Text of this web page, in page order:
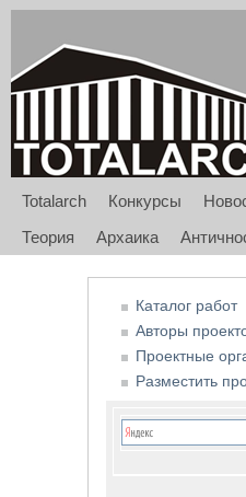
Totalarch Конкурсы
Теория
Архаика
Каталог работ
Авторы
Проектные
Разместить